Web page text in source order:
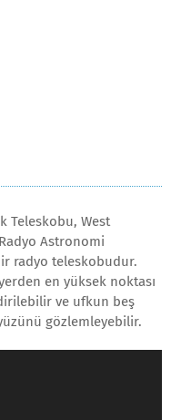
Teleskobu, West
Astronomi
radyo teleskobudur.
en yüksek noktası
ve ufkun beş
gözlemleyebilir.